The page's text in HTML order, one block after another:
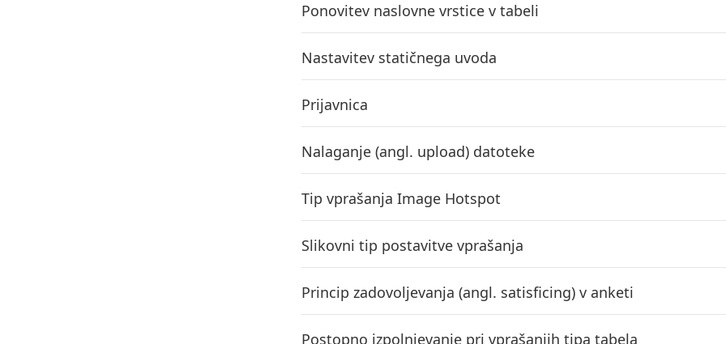
Ponovitev naslovne vrstice v tabeli
Nastavitev statičnega uvoda
Prijavnica
Nalaganje (angl. upload) datoteke
Tip vprašanja Image Hotspot
Slikovni tip postavitve vprašanja
Princip zadovoljevanja (angl. satisficing) v anketi
Postopno izpolnjevanje pri vprašanjih tipa tabela